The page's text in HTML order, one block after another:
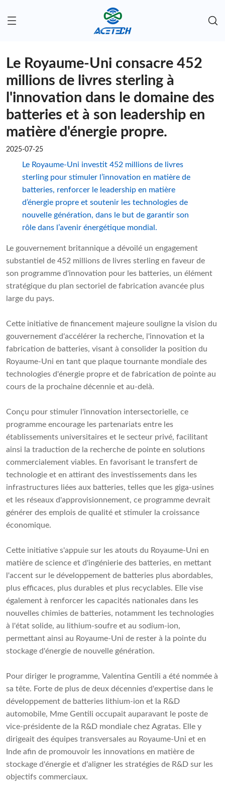
Le Royaume-Uni consacre 452
millions de livres sterling à
l'innovation dans le domaine des
batteries et à son leadership en
matière d'énergie propre.
2025-07-25
Le Royaume-Uni investit 452 millions de livres
sterling pour stimuler l’innovation en matière de
batteries, renforcer le leadership en matière
d’énergie propre et soutenir les technologies de
nouvelle génération, dans le but de garantir son
rôle dans l’avenir énergétique mondial.
Le gouvernement britannique a dévoilé un engagement
substantiel de 452 millions de livres sterling en faveur de
son programme d'innovation pour les batteries, un élément
stratégique du plan sectoriel de fabrication avancée plus
large du pays.
Cette initiative de financement majeure souligne la vision du
gouvernement d'accélérer la recherche, l'innovation et la
fabrication de batteries, visant à consolider la position du
Royaume-Uni en tant que plaque tournante mondiale des
technologies d'énergie propre et de fabrication de pointe au
cours de la prochaine décennie et au-delà.
Conçu pour stimuler l'innovation intersectorielle, ce
programme encourage les partenariats entre les
établissements universitaires et le secteur privé, facilitant
ainsi la traduction de la recherche de pointe en solutions
commercialement viables. En favorisant le transfert de
technologie et en attirant des investissements dans les
infrastructures liées aux batteries, telles que les giga-usines
et les réseaux d'approvisionnement, ce programme devrait
générer des emplois de qualité et stimuler la croissance
économique.
Cette initiative s'appuie sur les atouts du Royaume-Uni en
matière de science et d'ingénierie des batteries, en mettant
l'accent sur le développement de batteries plus abordables,
plus efficaces, plus durables et plus recyclables. Elle vise
également à renforcer les capacités nationales dans les
nouvelles chimies de batteries, notamment les technologies
à l'état solide, au lithium-soufre et au sodium-ion,
permettant ainsi au Royaume-Uni de rester à la pointe du
stockage d'énergie de nouvelle génération.
Pour diriger le programme, Valentina Gentili a été nommée à
sa tête. Forte de plus de deux décennies d'expertise dans le
développement de batteries lithium-ion et la R&D
automobile, Mme Gentili occupait auparavant le poste de
vice-présidente de la R&D mondiale chez Agratas. Elle y
dirigeait des équipes transversales au Royaume-Uni et en
Inde afin de promouvoir les innovations en matière de
stockage d'énergie et d'aligner les stratégies de R&D sur les
objectifs commerciaux.